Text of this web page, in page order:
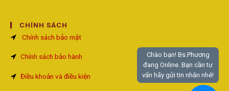
CHÍNH SÁCH
Chính sách bảo mật
Chính sách bảo hành
Điều khoản và điều kiện
Chào bạn! Bs.Phương
đang Online. Bạn cần tư
vấn hãy gửi tin nhắn nhé!